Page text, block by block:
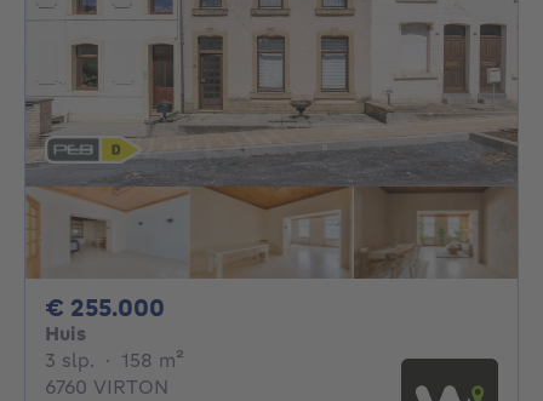
€ 255.000
Huis
3 slp. 3 slaapkamers
· 158 m²
6760 VIRTON